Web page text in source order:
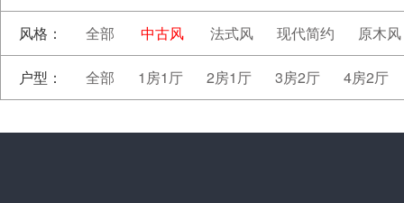
风格： 全部 中古风 法式风 现代简约 原木风
户型： 全部 1房1厅 2房1厅 3房2厅 4房2厅